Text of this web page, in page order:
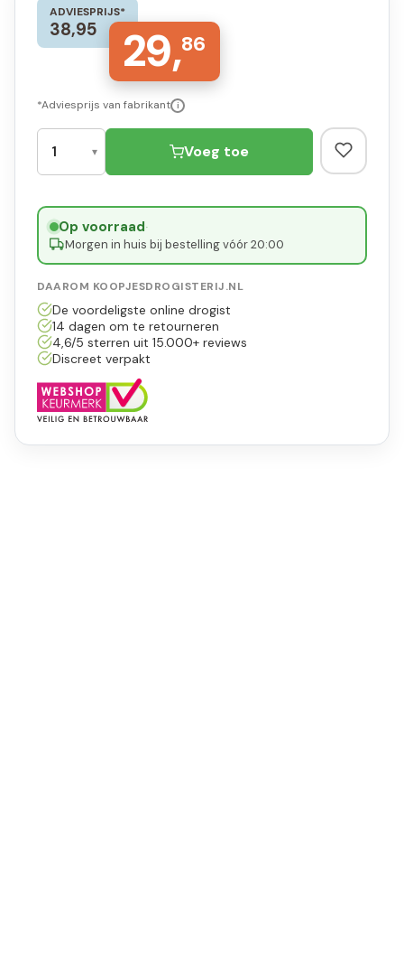
ADVIESPRIJS*
38,95 29,86
*Adviesprijs van fabrikant i
Voeg toe
Op voorraad·
Morgen in huis bij bestelling vóór 20:00
DAAROM KOOPJESDROGISTERIJ.NL
De voordeligste online drogist
14 dagen om te retourneren
4,6/5 sterren uit 15.000+ reviews
Discreet verpakt